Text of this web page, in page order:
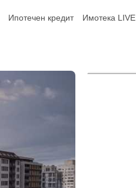
Ипотечен кредит Имотека LIVE